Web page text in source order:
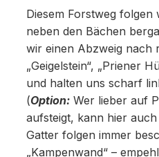
Diesem Forstweg folgen
neben den Bächen
wir einen Abzweig nach
„Geigelstein“, „Priener
und halten uns scharf
(Option:Wer lieber auf
aufsteigt, kann hier
Gatter folgen immer
„Kampenwand“ –